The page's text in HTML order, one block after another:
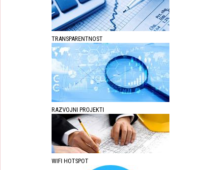
TRANSPARENTNOST
RAZVOJNI PROJEKTI
WIFI HOTSPOT